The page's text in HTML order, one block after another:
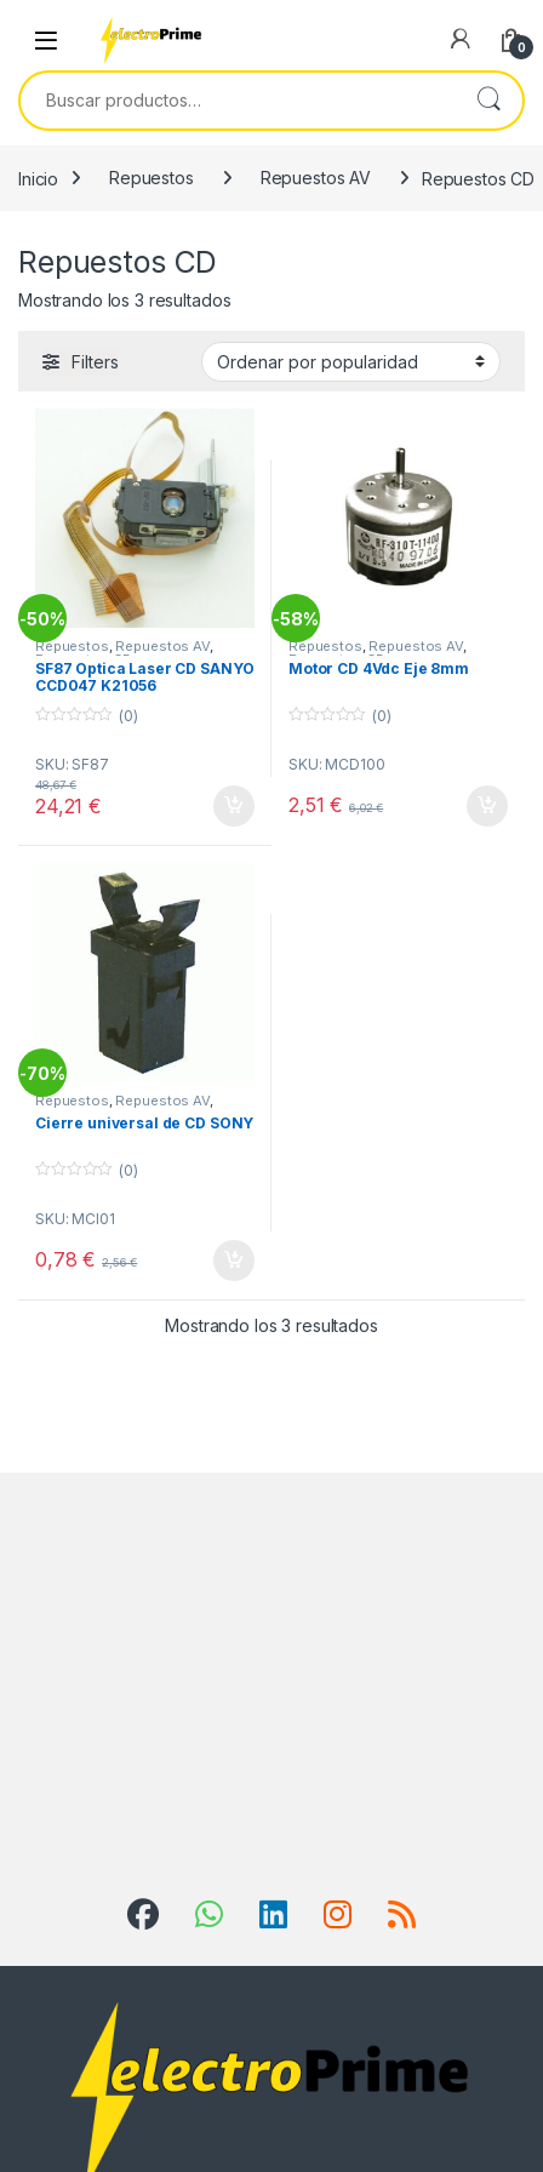
Skip to navigation
Skip to content
0
Buscar por:
Inicio Repuestos Repuestos AV Repuestos CD
Repuestos CD
Mostrando los 3 resultadosOrdenado por popularidad
Filters
-50%
Repuestos, Repuestos AV,
Repuestos CD
SF87 Optica Laser CD SANYO
CCD047 K21056
u
o
f
(0)
SKU: SF87
24,21€
48,67€
-58%
Repuestos, Repuestos AV,
Repuestos CD
Motor CD 4Vdc Eje 8mm
u
f
(0)
SKU: MCD100
2,51€ 6,02€
-70%
Repuestos, Repuestos AV,
Repuestos CD
Cierre universal de CD SONY
u
f
(0)
SKU: MCI01
0,78€ 2,56€
Mostrando los 3 resultadosOrdenado por